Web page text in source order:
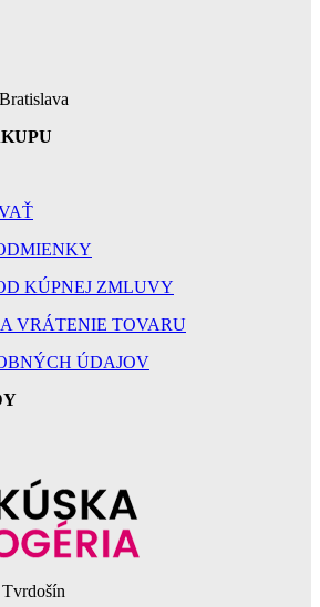
KÚPNEJ ZMLUVY
VRÁTENIE TOVARU
ÚDAJOV